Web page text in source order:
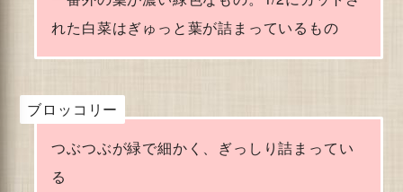
れた白菜はぎゅっと葉が詰まっているもの
ブロッコリー
つぶつぶが緑で細かく、ぎっしり詰まってい
る